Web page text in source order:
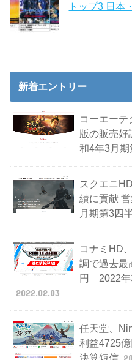
トップ3 日本
新着エントリー
コーエーテ
版の販売
和4年3月
スクエニ
績に貢献
月期第3四
コナミHD
調で過去最
円 2022年
2022.02.03
任天堂、
利益4725
決算短信